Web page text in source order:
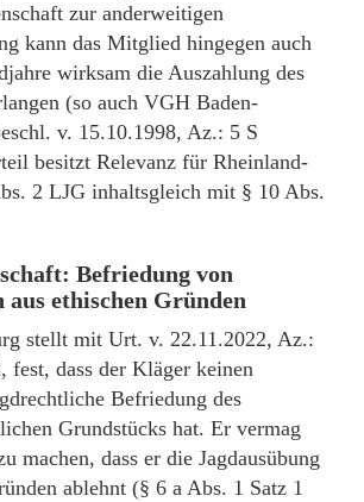
zur anderweitigen
kann das Mitglied hingegen auch
wirksam die Auszahlung des
(so auch VGH Baden-
v. 15.10.1998, Az.: 5 S
besitzt Relevanz für Rheinland-
2 LJG inhaltsgleich mit § 10 Abs.
Befriedung von
ethischen Gründen
stellt mit Urt. v. 22.11.2022, Az.:
fest, dass der Kläger keinen
Befriedung des
Grundstücks hat. Er vermag
machen, dass er die Jagdausübung
ablehnt (§ 6 a Abs. 1 Satz 1